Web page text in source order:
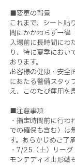
■変更の背景
これまで、シート貼
間にかかわらず一律
入場前に長時間にわ
り、特に夏季におい
おります。
お客様の健康・安全
にあたる警備スタッ
え、このたび運用を
■注意事項
・指定時間前に行
での確保も含む）は
す。あらかじめご了
・7/25（土）リー
モンテディオ山形戦